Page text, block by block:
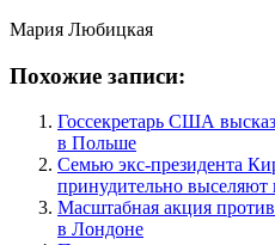
Мария Любицкая
Похожие записи:
Госсекретарь США
в Польше
Семью экс-президента
принудительно выселяют
Масштабная акция
в Лондоне